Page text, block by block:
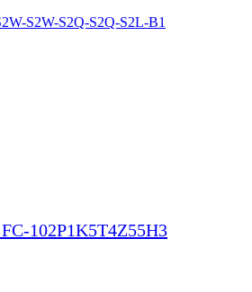
S2W-S2Q-S2Q-S2L-B1
102P1K5T4Z55H3